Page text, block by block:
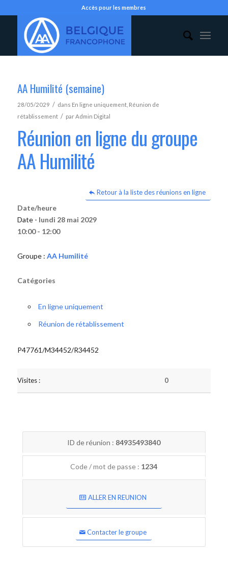
Accès pour les membres
AA Humilité (semaine)
28/05/2029 / dans En ligne uniquement, Réunion de
rétablissement / parAdmin Digital
Réunion en ligne du groupe
AA Humilité
Retour à la liste des réunions en ligne
Date/heure
Date - lundi 28 mai 2029
10:00 - 12:00
Groupe : AA Humilité
Catégories
En ligne uniquement
Réunion de rétablissement
P47761/M34452/R34452
Visites : 0
ID de réunion : 84935493840
Code / mot de passe : 1234
ALLER EN REUNION
Contacter le groupe